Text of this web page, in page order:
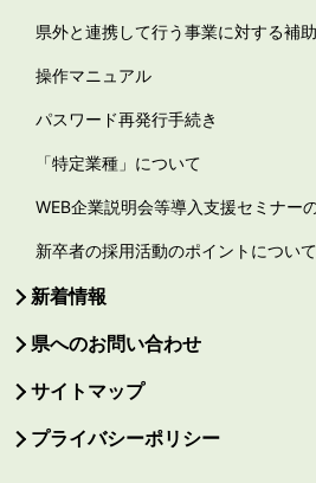
県外と連携して行う事業に対する補
操作マニュアル
パスワード再発行手続き
「特定業種」について
WEB企業説明会等導入支援セミナー
新卒者の採用活動のポイントについて
新着情報
県へのお問い合わせ
サイトマップ
プライバシーポリシー